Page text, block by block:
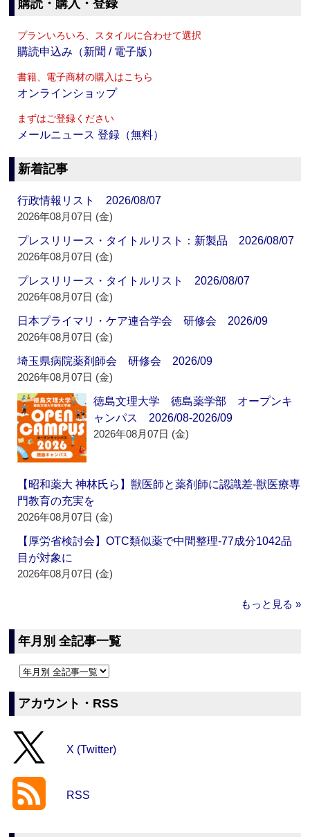
購読・購入・登録
プランいろいろ、スタイルに合わせて選択
購読申込み（新聞 / 電子版）
書籍、電子商材の購入はこちら
オンラインショップ
まずはご登録ください
メールニュース 登録（無料）
新着記事
行政情報リスト 2026/08/07
2026年08月07日 (金)
プレスリリース・タイトルリスト：新製品 2026/08/07
2026年08月07日 (金)
プレスリリース・タイトルリスト 2026/08/07
2026年08月07日 (金)
日本プライマリ・ケア連合学会 研修会 2026/09
2026年08月07日 (金)
埼玉県病院薬剤師会 研修会 2026/09
2026年08月07日 (金)
徳島文理大学 徳島薬学部 オープンキ
ャンパス 2026/08-2026/09
2026年08月07日 (金)
【昭和薬大 神林氏ら】獣医師と薬剤師に認識差‐獣医療専
門教育の充実を
2026年08月07日 (金)
【厚労省検討会】OTC類似薬で中間整理‐77成分1042品
目が対象に
2026年08月07日 (金)
もっと見る »
年月別 全記事一覧
アカウント・RSS
X (Twitter)
RSS